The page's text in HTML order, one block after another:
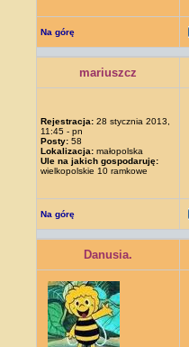
Na górę
mariuszcz
Rejestracja: 28 stycznia 2013,
11:45 - pn
Posty: 58
Lokalizacja: małopolska
Ule na jakich gospodaruję:
wielkopolskie 10 ramkowe
Na górę
Danusia.